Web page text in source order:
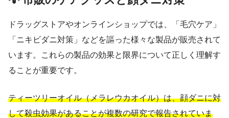
ドラッグストアやオンラインショップでは、「毛穴ケア」
「ニキビダニ対策」などを謳った様々な製品が販売されて
います。これらの製品の効果と限界について正しく理解す
ることが重要です。
ティーツリーオイル（メラレウカオイル）は、顔ダニに対
して殺虫効果があることが複数の研究で報告されていま